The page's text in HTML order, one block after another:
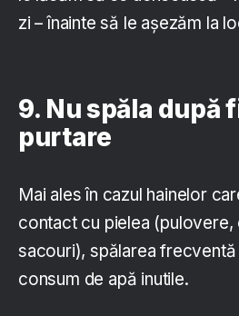
zi – înainte să le așezăm la
9. Nu spăla după
purtare
Mai ales în cazul hainelor
contact cu pielea (pulovere,
sacouri), spălarea frecventă
consum de apă inutile.